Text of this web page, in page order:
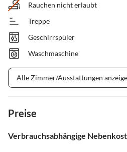
Rauchen nicht erlaubt
Treppe
Geschirrspüler
Waschmaschine
Alle Zimmer/Ausstattungen
Preise
Verbrauchsabhängige